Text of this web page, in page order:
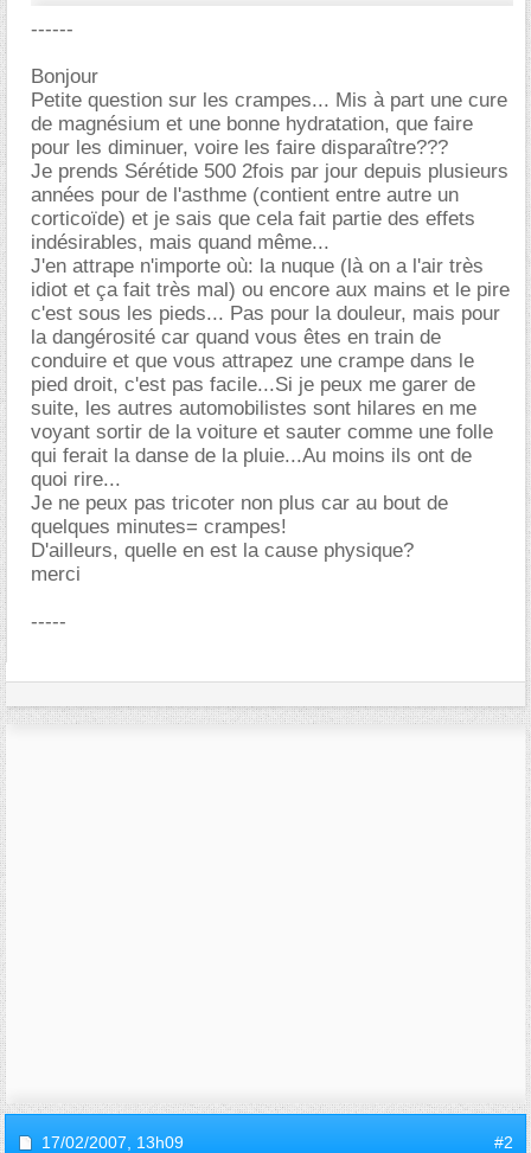
------
Bonjour
Petite question sur les crampes... Mis à part une cure
de magnésium et une bonne hydratation, que faire
pour les diminuer, voire les faire disparaître???
Je prends Sérétide 500 2fois par jour depuis plusieurs
années pour de l'asthme (contient entre autre un
corticoïde) et je sais que cela fait partie des effets
indésirables, mais quand même...
J'en attrape n'importe où: la nuque (là on a l'air très
idiot et ça fait très mal) ou encore aux mains et le pire
c'est sous les pieds... Pas pour la douleur, mais pour
la dangérosité car quand vous êtes en train de
conduire et que vous attrapez une crampe dans le
pied droit, c'est pas facile...Si je peux me garer de
suite, les autres automobilistes sont hilares en me
voyant sortir de la voiture et sauter comme une folle
qui ferait la danse de la pluie...Au moins ils ont de
quoi rire...
Je ne peux pas tricoter non plus car au bout de
quelques minutes= crampes!
D'ailleurs, quelle en est la cause physique?
merci
-----
17/02/2007, 13h09 #2